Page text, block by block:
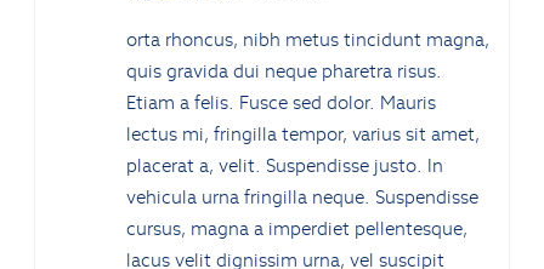
orta rhoncus, nibh metus tincidunt magna,
quis gravida dui neque pharetra risus.
Etiam a felis. Fusce sed dolor. Mauris
lectus mi, fringilla tempor, varius sit amet,
placerat a, velit. Suspendisse justo. In
vehicula urna fringilla neque. Suspendisse
cursus, magna a imperdiet pellentesque,
lacus velit dignissim urna, vel suscipit